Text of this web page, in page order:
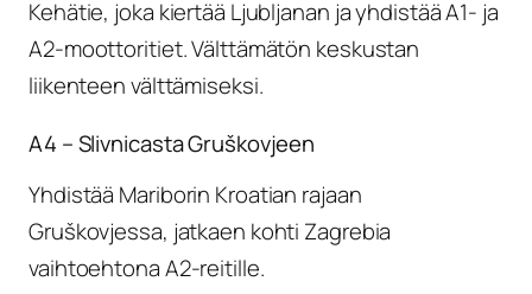
Kehätie, joka kiertää Ljubljanan ja yhdistää A1- ja
A2-moottoritiet. Välttämätön keskustan
liikenteen välttämiseksi.
A4 – Slivnicasta Gruškovjeen
Yhdistää Mariborin Kroatian rajaan
Gruškovjessa, jatkaen kohti Zagrebia
vaihtoehtona A2-reitille.